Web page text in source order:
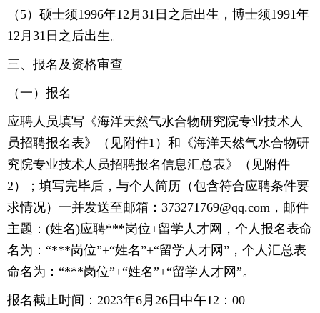
（5）硕士须1996年12月31日之后出生，博士须1991年
12月31日之后出生。
三、报名及资格审查
（一）报名
应聘人员填写《海洋天然气水合物研究院专业技术人
员招聘报名表》（见附件1）和《海洋天然气水合物研
究院专业技术人员招聘报名信息汇总表》（见附件
2）；填写完毕后，与个人简历（包含符合应聘条件要
求情况）一并发送至邮箱：373271769@qq.com，邮件
主题：(姓名)应聘***岗位+留学人才网，个人报名表命
名为：“***岗位”+“姓名”+“留学人才网”，个人汇总表
命名为：“***岗位”+“姓名”+“留学人才网”。
报名截止时间：2023年6月26日中午12：00